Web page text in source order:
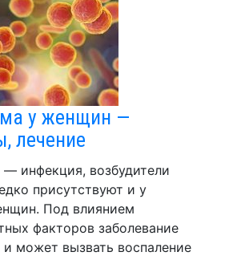
у женщин —
лечение
— инфекция, возбудители
присутствуют и у
Под влиянием
факторов заболевание
и может вызвать воспаление